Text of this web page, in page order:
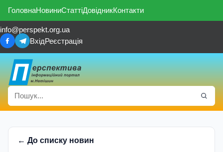
ГоловнаНовиниСтаттіДовідникКонтакти
info@perspekt.org.ua
ВхідРеєстрація
← До списку новин